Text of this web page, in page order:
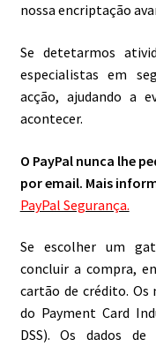
nossa encriptação
Se detetarmos
especialistas em
acção, ajudando a
acontecer.
O PayPal nunca lhe
por email. Mais
PayPal Segurança.
Se escolher um
concluir a compra,
cartão de crédito. Os
do Payment Card
DSS). Os dados